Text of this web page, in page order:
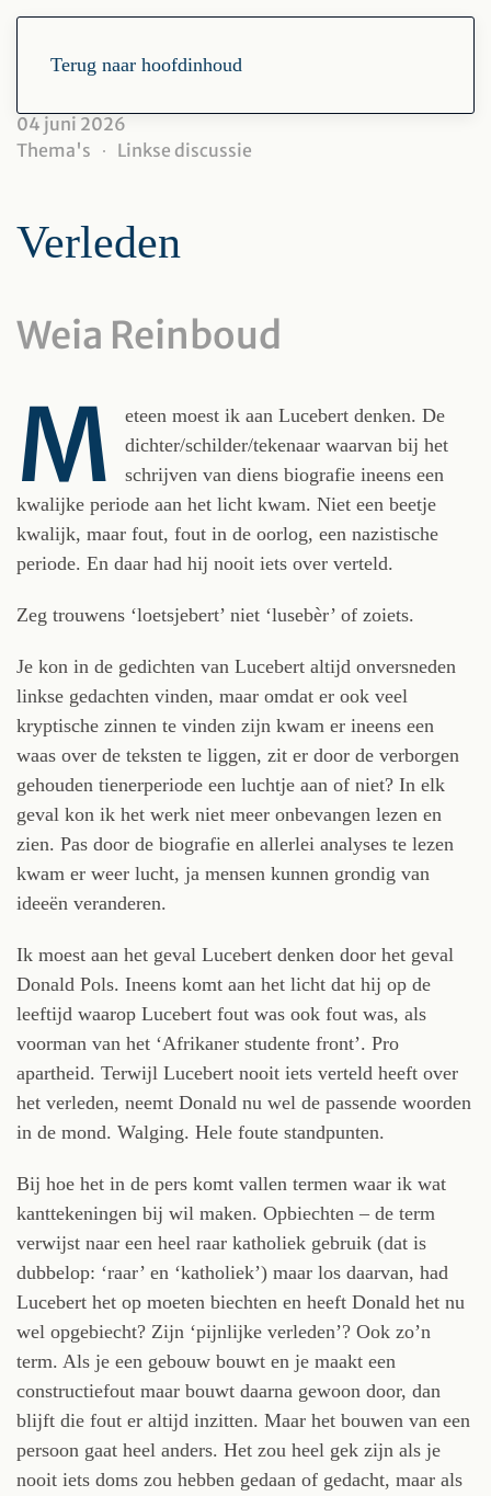
Terug naar hoofdinhoud
04 juni 2026
Thema's
Linkse discussie
Verleden
Weia Reinboud
M
eteen moest ik aan Lucebert denken. De
dichter/schilder/tekenaar waarvan bij het
schrijven van diens biografie ineens een
kwalijke periode aan het licht kwam. Niet een beetje
kwalijk, maar fout, fout in de oorlog, een nazistische
periode. En daar had hij nooit iets over verteld.
Zeg trouwens ‘loetsjebert’ niet ‘lusebèr’ of zoiets.
Je kon in de gedichten van Lucebert altijd onversneden
linkse gedachten vinden, maar omdat er ook veel
kryptische zinnen te vinden zijn kwam er ineens een
waas over de teksten te liggen, zit er door de verborgen
gehouden tienerperiode een luchtje aan of niet? In elk
geval kon ik het werk niet meer onbevangen lezen en
zien. Pas door de biografie en allerlei analyses te lezen
kwam er weer lucht, ja mensen kunnen grondig van
ideeën veranderen.
Ik moest aan het geval Lucebert denken door het geval
Donald Pols. Ineens komt aan het licht dat hij op de
leeftijd waarop Lucebert fout was ook fout was, als
voorman van het ‘Afrikaner studente front’. Pro
apartheid. Terwijl Lucebert nooit iets verteld heeft over
het verleden, neemt Donald nu wel de passende woorden
in de mond. Walging. Hele foute standpunten.
Bij hoe het in de pers komt vallen termen waar ik wat
kanttekeningen bij wil maken. Opbiechten – de term
verwijst naar een heel raar katholiek gebruik (dat is
dubbelop: ‘raar’ en ‘katholiek’) maar los daarvan, had
Lucebert het op moeten biechten en heeft Donald het nu
wel opgebiecht? Zijn ‘pijnlijke verleden’? Ook zo’n
term. Als je een gebouw bouwt en je maakt een
constructiefout maar bouwt daarna gewoon door, dan
blijft die fout er altijd inzitten. Maar het bouwen van een
persoon gaat heel anders. Het zou heel gek zijn als je
nooit iets doms zou hebben gedaan of gedacht, maar als